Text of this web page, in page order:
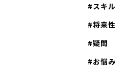
スキル
将来性
疑問
お悩み